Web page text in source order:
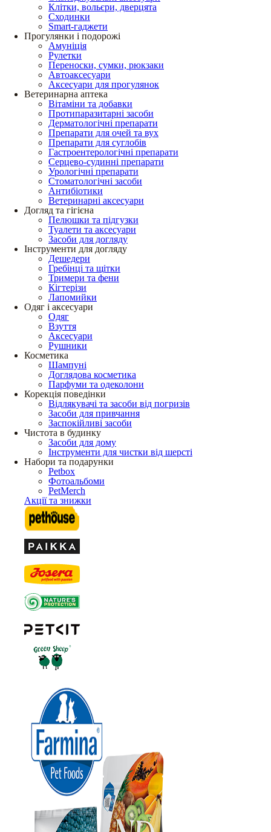
Клітки, вольєри, дверцята
Сходинки
Smart-гаджети
Прогулянки і подорожі
Амуніція
Рулетки
Переноски, сумки, рюкзаки
Автоаксесуари
Аксесуари для прогулянок
Ветеринарна аптека
Вітаміни та добавки
Протипаразитарні засоби
Дерматологічні препарати
Препарати для очей та вух
Препарати для суглобів
Гастроентерологічні препарати
Серцево-судинні препарати
Урологічні препарати
Стоматологічні засоби
Антибіотики
Ветеринарні аксесуари
Догляд та гігієна
Пелюшки та підгузки
Туалети та аксесуари
Засоби для догляду
Інструменти для догляду
Дешедери
Гребінці та щітки
Тримери та фени
Кігтерізи
Лапомийки
Одяг і аксесуари
Одяг
Взуття
Аксесуари
Рушники
Косметика
Шампуні
Доглядова косметика
Парфуми та одеколони
Корекція поведінки
Відлякувачі та засоби від погризів
Засоби для привчання
Заспокійливі засоби
Чистота в будинку
Засоби для дому
Інструменти для чистки від шерсті
Набори та подарунки
Petbox
Фотоальбоми
PetMerch
Акції та знижки